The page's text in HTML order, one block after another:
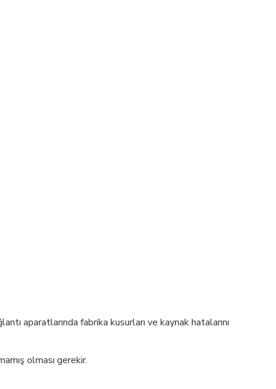
aparatlarında fabrika kusurları ve kaynak hatalarını
olması gerekir.